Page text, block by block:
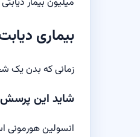
بیماری
زمانی که بدن یک
شاید این
انسولین هورمونی